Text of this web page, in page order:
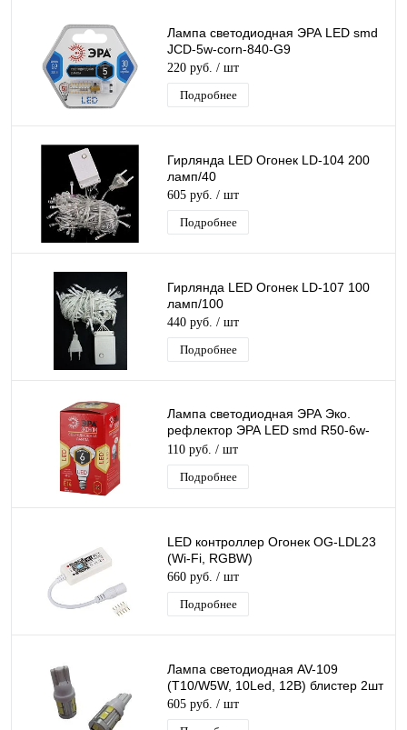
Лампа светодиодная ЭРА LED smd
JCD-5w-corn-840-G9
220 руб. / шт
Подробнее
Гирлянда LED Огонек LD-104 200
ламп/40
605 руб. / шт
Подробнее
Гирлянда LED Огонек LD-107 100
ламп/100
440 руб. / шт
Подробнее
Лампа светодиодная ЭРА Эко.
рефлектор ЭРА LED smd R50-6w-
827-E14 ECO.
110 руб. / шт
Подробнее
LED контроллер Огонек OG-LDL23
(Wi-Fi, RGBW)
660 руб. / шт
Подробнее
Лампа светодиодная AV-109
(T10/W5W, 10Led, 12В) блистер 2шт
605 руб. / шт